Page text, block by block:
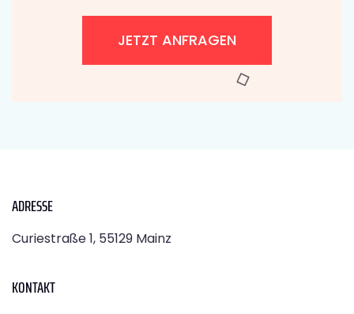
JETZT ANFRAGEN
ADRESSE
Curiestraße 1, 55129 Mainz
KONTAKT